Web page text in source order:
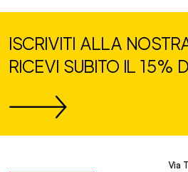
ISCRIVITI ALLA
RICEVI SUBITO IL 15%
Via